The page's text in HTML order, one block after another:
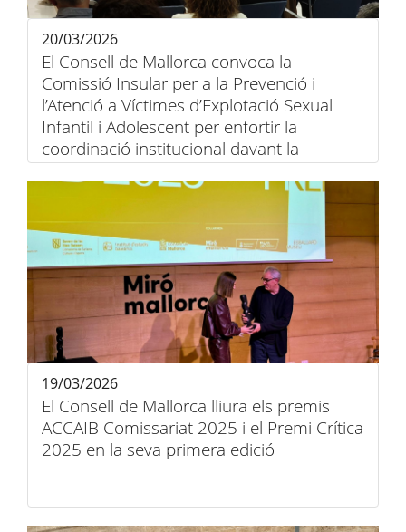
El Consell de Mallorca convoca la
Comissió Insular per a la Prevenció i
l’Atenció a Víctimes d’Explotació Sexual
Infantil i Adolescent per enfortir la
coordinació institucional davant la
violència digital
20/03/2026
El Consell de Mallorca lliura els premis
ACCAIB Comissariat 2025 i el Premi Crítica
2025 en la seva primera edició
19/03/2026